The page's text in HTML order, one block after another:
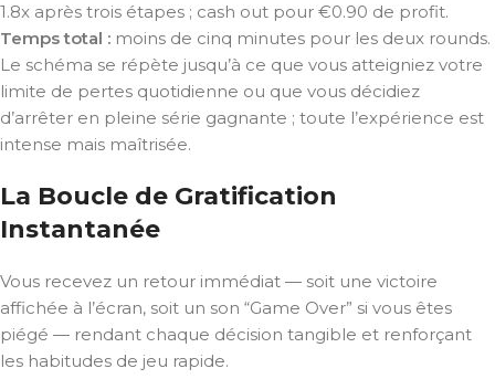
1.8x après trois étapes ; cash out pour €0.90 de profit.
Temps total : moins de cinq minutes pour les deux rounds.
Le schéma se répète jusqu’à ce que vous atteigniez votre
limite de pertes quotidienne ou que vous décidiez
d’arrêter en pleine série gagnante ; toute l’expérience est
intense mais maîtrisée.
La Boucle de Gratification
Instantanée
Vous recevez un retour immédiat — soit une victoire
affichée à l’écran, soit un son “Game Over” si vous êtes
piégé — rendant chaque décision tangible et renforçant
les habitudes de jeu rapide.